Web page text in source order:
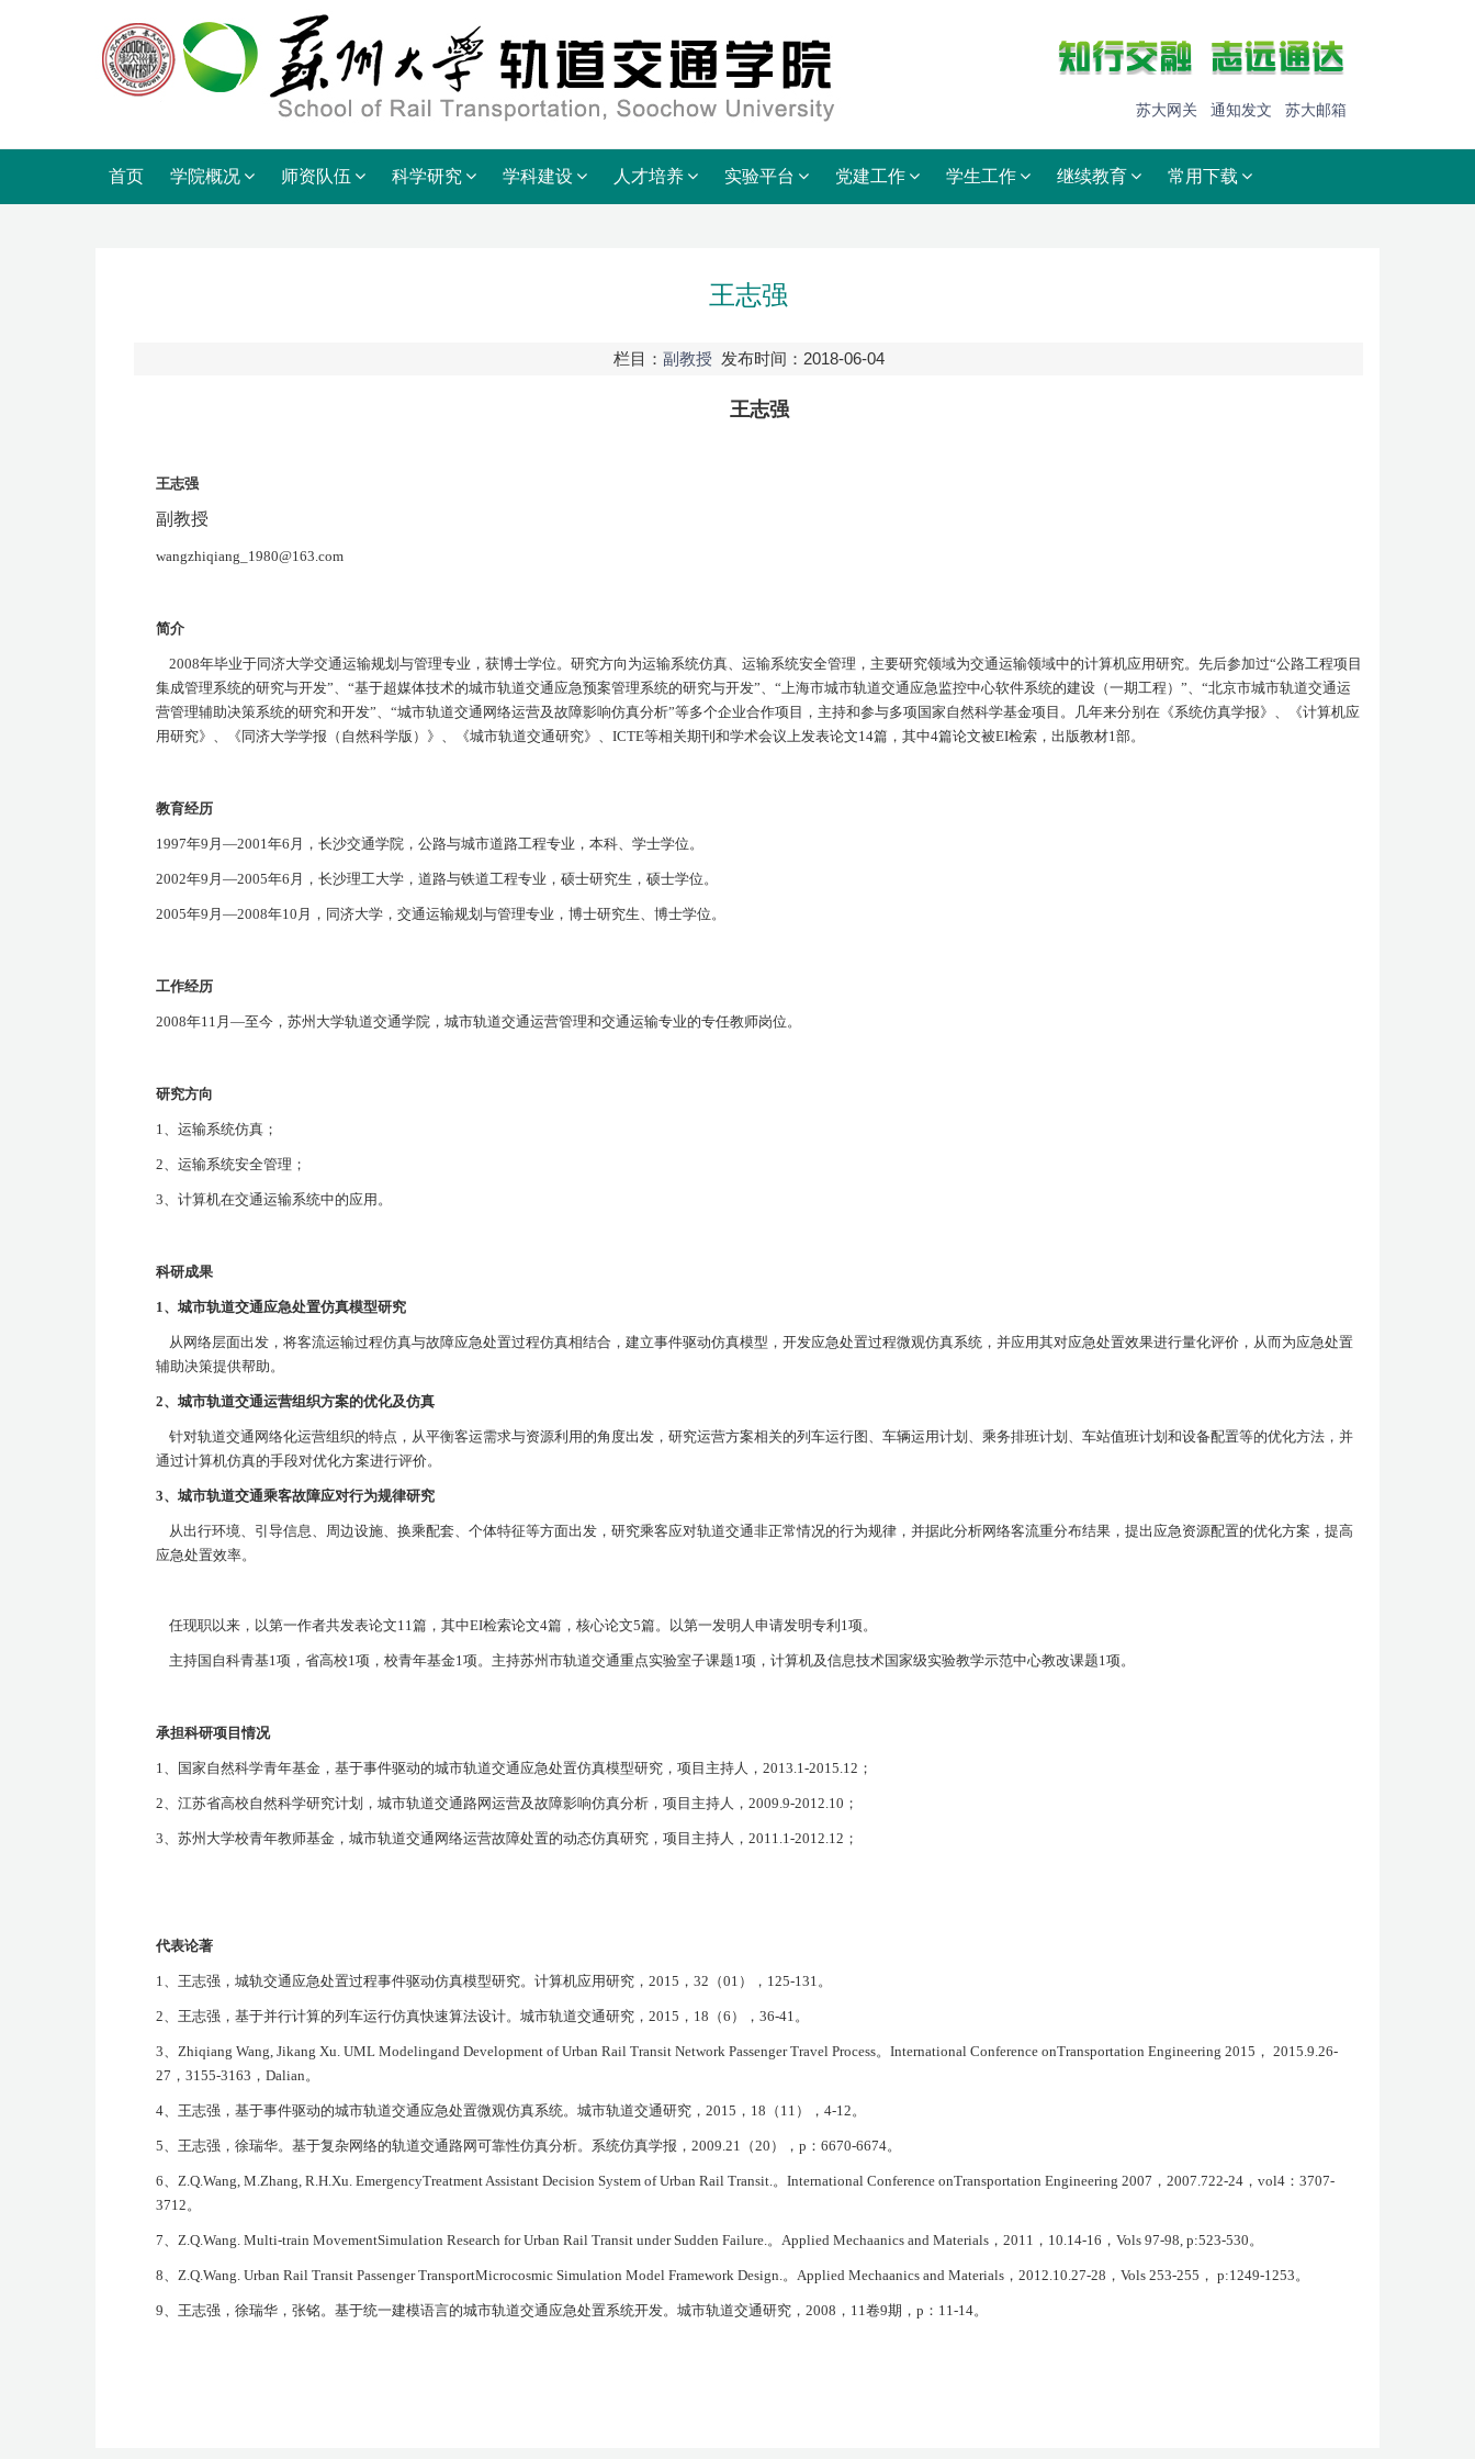
苏大网关 通知发文 苏大邮箱
首页 学院概况 师资队伍 科学研究 学科建设 人才培养 实验平台 党建工作 学生工作 继续教育 常用下载
王志强
栏目： 副教授 发布时间：2018-06-04
王志强
王志强
副教授
wangzhiqiang_1980@163.com
简介
2008年毕业于同济大学交通运输规划与管理专业，获博士学位。研究方向为运输系统仿真、运输系统安全管理，主要研究领域为交通运输领域中的计算机应用研究。先后参加过“公路工程项目
集成管理系统的研究与开发”、“基于超媒体技术的城市轨道交通应急预案管理系统的研究与开发”、“上海市城市轨道交通应急监控中心软件系统的建设（一期工程）”、“北京市城市轨道交通运
营管理辅助决策系统的研究和开发”、“城市轨道交通网络运营及故障影响仿真分析”等多个企业合作项目，主持和参与多项国家自然科学基金项目。几年来分别在《系统仿真学报》、《计算机应
用研究》、《同济大学学报（自然科学版）》、《城市轨道交通研究》、 ICTE等相关期刊和学术会议上发表论文14篇，其中4篇论文被EI检索，出版教材1部。
教育经历
1997年9 月—2001年6 月，长沙交通学院，公路与城市道路工程专业，本科、学士学位。
2002年9 月—2005年6 月，长沙理工大学，道路与铁道工程专业，硕士研究生，硕士学位。
2005年9 月—2008年10 月，同济大学，交通运输规划与管理专业，博士研究生、博士学位。
工作经历
2008年11 月—至今，苏州大学轨道交通学院，城市轨道交通运营管理和交通运输专业的专任教师岗位。
研究方向
1、运输系统仿真；
2、运输系统安全管理；
3、计算机在交通运输系统中的应用。
科研成果
1、城市轨道交通应急处置仿真模型研究
从网络层面出发，将客流运输过程仿真与故障应急处置过程仿真相结合，建立事件驱动仿真模型，开发应急处置过程微观仿真系统，并应用其对应急处置效果进行量化评价，从而为应急处置
辅助决策提供帮助。
2、城市轨道交通运营组织方案的优化及仿真
针对轨道交通网络化运营组织的特点，从平衡客运需求与资源利用的角度出发，研究运营方案相关的列车运行图、车辆运用计划、乘务排班计划、车站值班计划和设备配置等的优化方法，并
通过计算机仿真的手段对优化方案进行评价。
3、城市轨道交通乘客故障应对行为规律研究
从出行环境、引导信息、周边设施、换乘配套、个体特征等方面出发，研究乘客应对轨道交通非正常情况的行为规律，并据此分析网络客流重分布结果，提出应急资源配置的优化方案，提高
应急处置效率。
任现职以来，以第一作者共发表论文11篇，其中EI检索论文4篇，核心论文5篇。以第一发明人申请发明专利 1项。
主持国自科青基1项，省高校1项，校青年基金1项。主持苏州市轨道交通重点实验室子课题1项，计算机及信息技术国家级实验教学示范中心教改课题1项。
承担科研项目情况
1、国家自然科学青年基金，基于事件驱动的城市轨道交通应急处置仿真模型研究，项目主持人， 2013.1-2015.12 ；
2、江苏省高校自然科学研究计划，城市轨道交通路网运营及故障影响仿真分析，项目主持人， 2009.9-2012.10 ；
3、苏州大学校青年教师基金，城市轨道交通网络运营故障处置的动态仿真研究，项目主持人， 2011.1-2012.12 ；
代表论著
1、王志强，城轨交通应急处置过程事件驱动仿真模型研究。计算机应用研究， 2015 ， 32 （01 ）， 125-131。
2、王志强，基于并行计算的列车运行仿真快速算法设计。城市轨道交通研究， 2015 ， 18 （6 ）， 36-41。
3、 Zhiqiang Wang, Jikang Xu. UML Modelingand Development of Urban Rail Transit Network Passenger Travel Process。 International Conference onTransportation Engineering 2015 ， 2015.9.26-
27 ， 3155-3163 ， Dalian。
4、王志强，基于事件驱动的城市轨道交通应急处置微观仿真系统。城市轨道交通研究， 2015 ， 18 （ 11 ）， 4-12。
5、王志强，徐瑞华。基于复杂网络的轨道交通路网可靠性仿真分析。系统仿真学报， 2009.21 （20 ）， p ： 6670-6674。
6、 Z.Q.Wang, M.Zhang, R.H.Xu. EmergencyTreatment Assistant Decision System of Urban Rail Transit.。 International Conference onTransportation Engineering 2007 ， 2007.722-24 ， vol4 ： 3707-
3712。
7、 Z.Q.Wang. Multi-train MovementSimulation Research for Urban Rail Transit under Sudden Failure.。 Applied Mechaanics and Materials ， 2011 ， 10.14-16 ， Vols 97-98, p:523-530。
8、 Z.Q.Wang. Urban Rail Transit Passenger TransportMicrocosmic Simulation Model Framework Design.。 Applied Mechaanics and Materials ， 2012.10.27-28 ， Vols 253-255 ， p:1249-1253。
9、王志强，徐瑞华，张铭。基于统一建模语言的城市轨道交通应急处置系统开发。城市轨道交通研究， 2008 ， 11卷9期， p ： 11-14。